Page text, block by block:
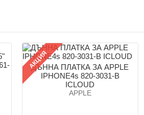
АКЦИЯ
ДЪННА ПЛАТКА ЗА APPLE
IPHONE4s 820-3031-B
ICLOUD
APPLE